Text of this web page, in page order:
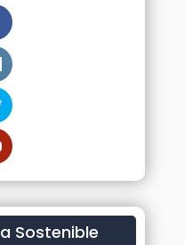
Sostenible